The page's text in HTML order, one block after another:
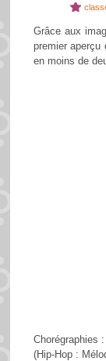
Grâce aux
premier
en moins de
Chorégraphies
(Hip-Hop :